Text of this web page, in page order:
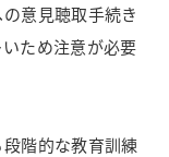
意見聴取手続き
ため注意が必要
階的な教育訓練